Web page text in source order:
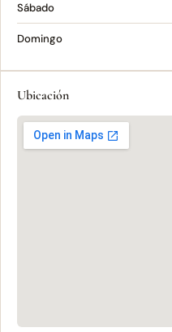
Sábado
Domingo
Ubicación